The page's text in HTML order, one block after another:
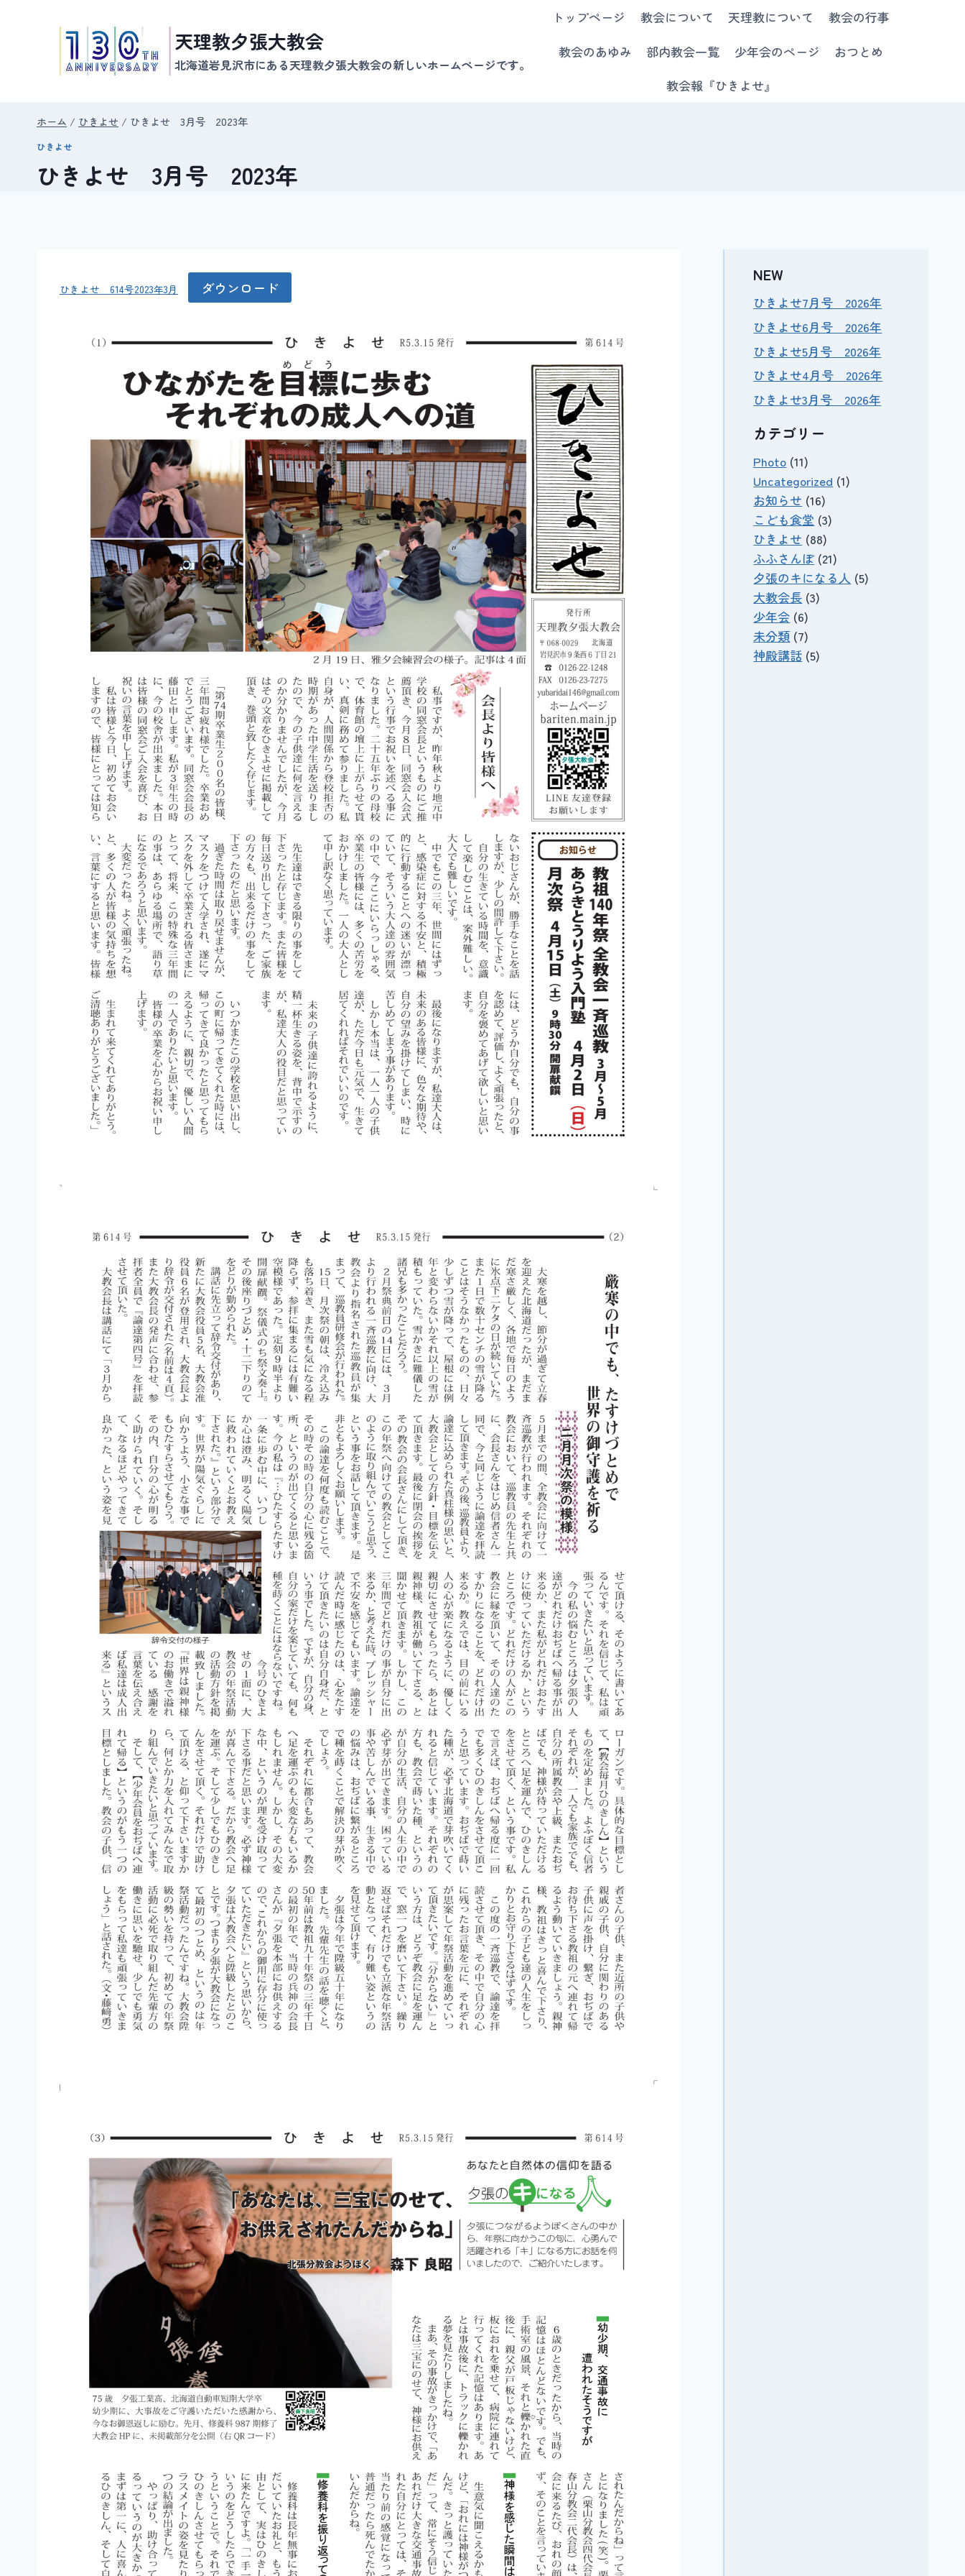
天理教夕張大教会
北海道岩見沢市にある天理教夕張大教会の新しいホームページです。
トップページ 教会について 天理教について
教会の行事
教会のあゆみ
部内教会一覧 少年会のページ
おつとめ
教会報『ひきよせ』
ホーム / ひきよせ / ひきよせ 3月号 2023年
ひきよせ
ひきよせ 3月号 2023年
ひきよせ 614号2023年3月 ダウンロード
NEW
ひきよせ7月号 2026年
ひきよせ6月号 2026年
ひきよせ5月号 2026年
ひきよせ4月号 2026年
ひきよせ3月号 2026年
カテゴリー
Photo (11)
Uncategorized (1)
お知らせ (16)
こども食堂 (3)
ひきよせ (88)
ふふさんぽ (21)
夕張のキになる人 (5)
大教会長 (3)
少年会 (6)
未分類 (7)
神殿講話 (5)